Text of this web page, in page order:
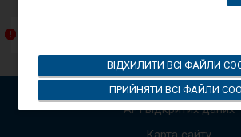
API відкритих даних
варіантів,
доступних
кінці
Натисніть
tab
ВІДХИЛИТИ ВСІ ФАЙЛИ
ПРИЙНЯТИ ВСІ ФАЙЛИ